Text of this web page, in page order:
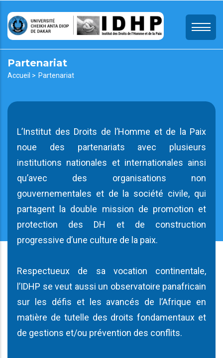
au
contenu
Partenariat
Fil
Accueil > Partenariat
L’Institut des Droits de l’Homme et de la Paix
noue des partenariats avec plusieurs
institutions nationales et internationales ainsi
qu’avec des organisations non
gouvernementales et de la société civile, qui
partagent la double mission de promotion et
protection des DH et de construction
progressive d’une culture de la paix.
Respectueux de sa vocation continentale,
l’IDHP se veut aussi un observatoire panafricain
sur les défis et les avancés de l’Afrique en
matière de tutelle des droits fondamentaux et
de gestions et/ou prévention des conflits.